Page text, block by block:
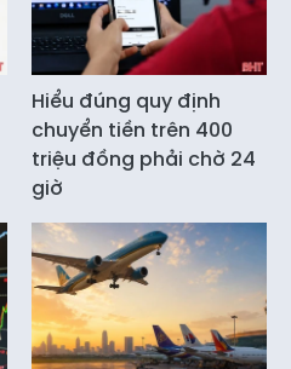
Hiểu đúng quy định
chuyển tiền trên 400
triệu đồng phải chờ 24
giờ